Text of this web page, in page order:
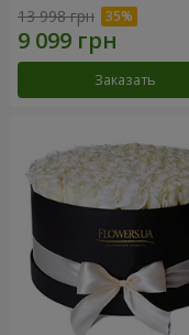
13 998 грн
Заказать